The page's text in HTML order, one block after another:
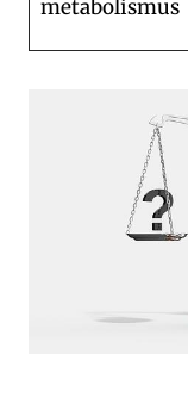
metabolismus